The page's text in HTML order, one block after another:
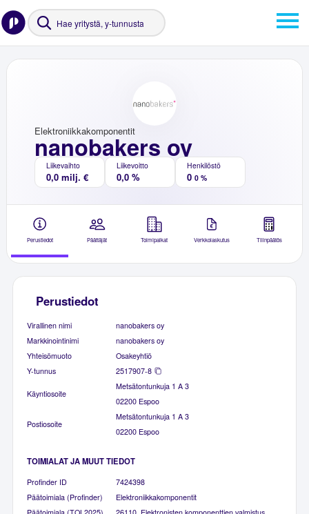
nanobakers oy
Elektroniikkakomponentit
Liikevaihto
0,0 milj. €
Liikevoitto
0,0 %
Henkilöstö
0 0 %
Perustiedot Päättäjät Toimipaikat Verkkolaskutus Tilinpäätös
Perustiedot
Virallinen nimi
nanobakers oy
Markkinointinimi
nanobakers oy
Yhteisömuoto
Osakeyhtiö
Y-tunnus
2517907-8
Käyntiosoite
Metsätontunkuja 1 A 3
02200 Espoo
Postiosoite
Metsätontunkuja 1 A 3
02200 Espoo
TOIMIALAT JA MUUT TIEDOT
Profinder ID
7424398
Päätoimiala (Profinder)
Elektroniikkakomponentit